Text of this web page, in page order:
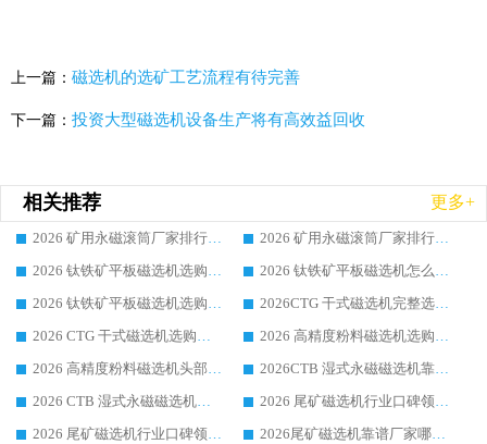
上一篇： 磁选机的选矿工艺流程有待完善
下一篇： 投资大型磁选机设备生产将有高效益回收
相关推荐 更多+
2026 矿用永磁滚筒厂家排行榜选购干货指南 行业口碑标杆华体会手机网页版-华体会(中国) 实力出众
2026 矿用永磁滚筒厂家排行榜选购指南，行业口碑领域强者华体会手机网页版-华体会(中国)
2026 钛铁矿平板磁选机选购全攻略 市场公认优质品牌厂家实力排行榜
2026 钛铁矿平板磁选机怎么选 靠谱生产企业实力排行榜选购参考攻略
2026 钛铁矿平板磁选机选购指南 行业口碑优选品牌生产企业实力排行榜
2026CTG 干式磁选机完整选购指南 行业口碑顶尖靠谱生产龙头厂家实力推荐
2026 CTG 干式磁选机选购指南|行业口碑靠谱生产厂家领域强者推荐
2026 高精度粉料磁选机选购全攻略 行业优质品牌华体会手机网页版-华体会(中国) 实力深度解析
2026 高精度粉料磁选机头部厂家选购指南 行业口碑靠谱品牌推荐 领域强者华体会手机网页版-华体会(中国) 解析
2026CTB 湿式永磁磁选机靠谱厂家实力排行榜 铁矿选矿设备采购全流程选购指南
2026 CTB 湿式永磁磁选机选购指南|行业口碑良好品牌推荐，领域强者华体会手机网页版-华体会(中国)
2026 尾矿磁选机行业口碑领域强者，源头直供国内主流厂家华体会手机网页版-华体会(中国) 一站式服务
2026 尾矿磁选机行业口碑领域强者，源头直供国内主流厂家华体会手机网页版-华体会(中国) 一站式服务
2026尾矿磁选机靠谱厂家哪家好 行业口碑领域强者华体会手机网页版-华体会(中国) 推荐